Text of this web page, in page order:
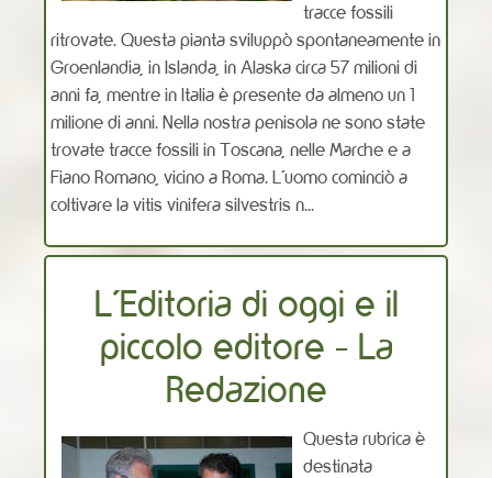
tracce fossili
ritrovate. Questa pianta sviluppò spontaneamente in
Groenlandia, in Islanda, in Alaska circa 57 milioni di
anni fa, mentre in Italia è presente da almeno un 1
milione di anni. Nella nostra penisola ne sono state
trovate tracce fossili in Toscana, nelle Marche e a
Fiano Romano, vicino a Roma. L’uomo cominciò a
coltivare la vitis vinifera silvestris n...
L'Editoria di oggi e il
piccolo editore - La
Redazione
Questa rubrica è
destinata